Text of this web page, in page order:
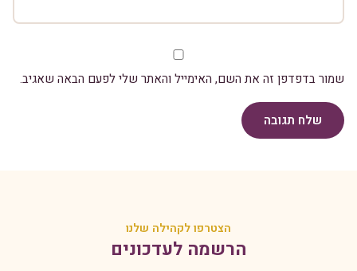
שמור בדפדפן זה את השם, האימייל והאתר שלי לפעם הבאה שאגיב.
שלח תגובה
הצטרפו לקהילה שלנו
הרשמה לעדכונים